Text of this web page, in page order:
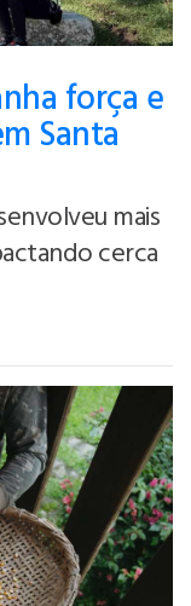
força e
Santa
mais
cerca